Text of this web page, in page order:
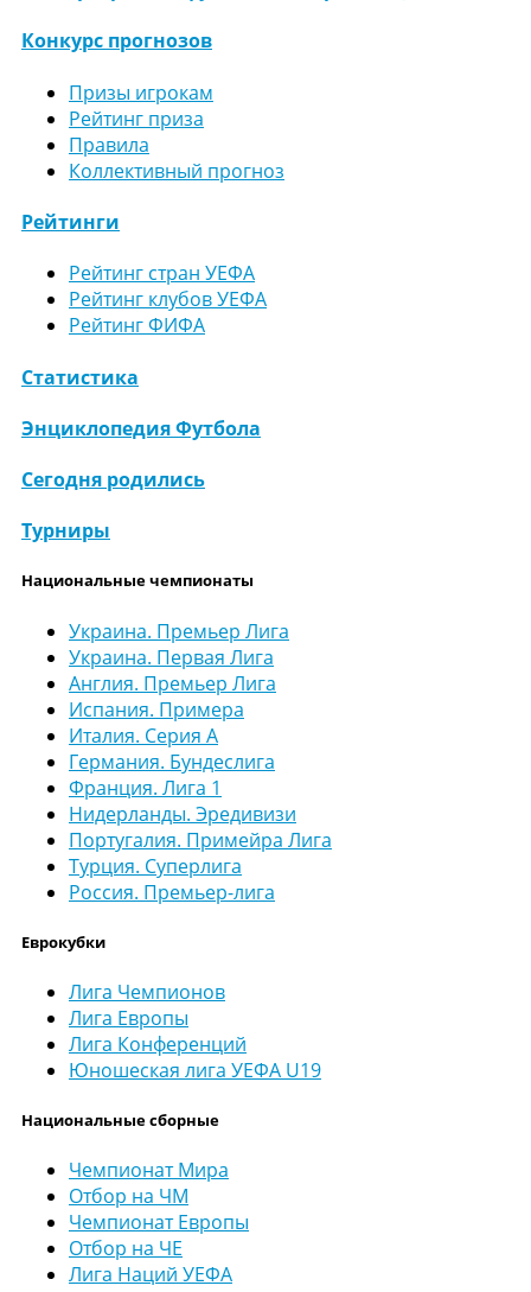
Конкурс прогнозов
Призы игрокам
Рейтинг приза
Правила
Коллективный прогноз
Рейтинги
Рейтинг стран УЕФА
Рейтинг клубов УЕФА
Рейтинг ФИФА
Статистика
Энциклопедия Футбола
Сегодня родились
Турниры
Национальные чемпионаты
Украина. Премьер Лига
Украина. Первая Лига
Англия. Премьер Лига
Испания. Примера
Италия. Серия А
Германия. Бундеслига
Франция. Лига 1
Нидерланды. Эредивизи
Португалия. Примейра Лига
Турция. Суперлига
Россия. Премьер-лига
Еврокубки
Лига Чемпионов
Лига Европы
Лига Конференций
Юношеская лига УЕФА U19
Национальные сборные
Чемпионат Мира
Отбор на ЧМ
Чемпионат Европы
Отбор на ЧЕ
Лига Наций УЕФА